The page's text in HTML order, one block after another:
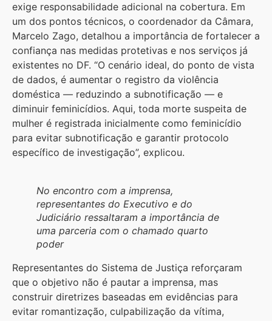
exige responsabilidade adicional na cobertura. Em
um dos pontos técnicos, o coordenador da Câmara,
Marcelo Zago, detalhou a importância de fortalecer a
confiança nas medidas protetivas e nos serviços já
existentes no DF. “O cenário ideal, do ponto de vista
de dados, é aumentar o registro da violência
doméstica — reduzindo a subnotificação — e
diminuir feminicídios. Aqui, toda morte suspeita de
mulher é registrada inicialmente como feminicídio
para evitar subnotificação e garantir protocolo
específico de investigação”, explicou.
No encontro com a imprensa,
representantes do Executivo e do
Judiciário ressaltaram a importância de
uma parceria com o chamado quarto
poder
Representantes do Sistema de Justiça reforçaram
que o objetivo não é pautar a imprensa, mas
construir diretrizes baseadas em evidências para
evitar romantização, culpabilização da vítima,